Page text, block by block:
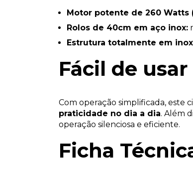
Motor potente de 260 Watts
Rolos de 40cm em aço inox:
Estrutura totalmente em
Fácil de
Com operação simplificada, este
praticidade no dia a dia. Além
operação silenciosa e eficiente.
Ficha